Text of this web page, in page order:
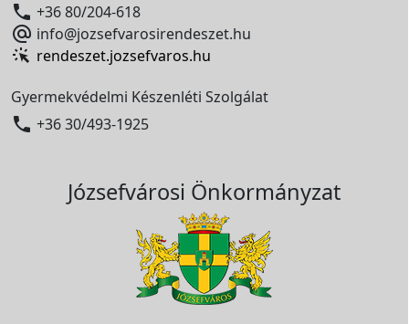
 +36 80/204-618
 info@jozsefvarosirendeszet.hu
rendeszet.jozsefvaros.hu
Gyermekvédelmi Készenléti Szolgálat
 +36 30/493-1925
Józsefvárosi Önkormányzat